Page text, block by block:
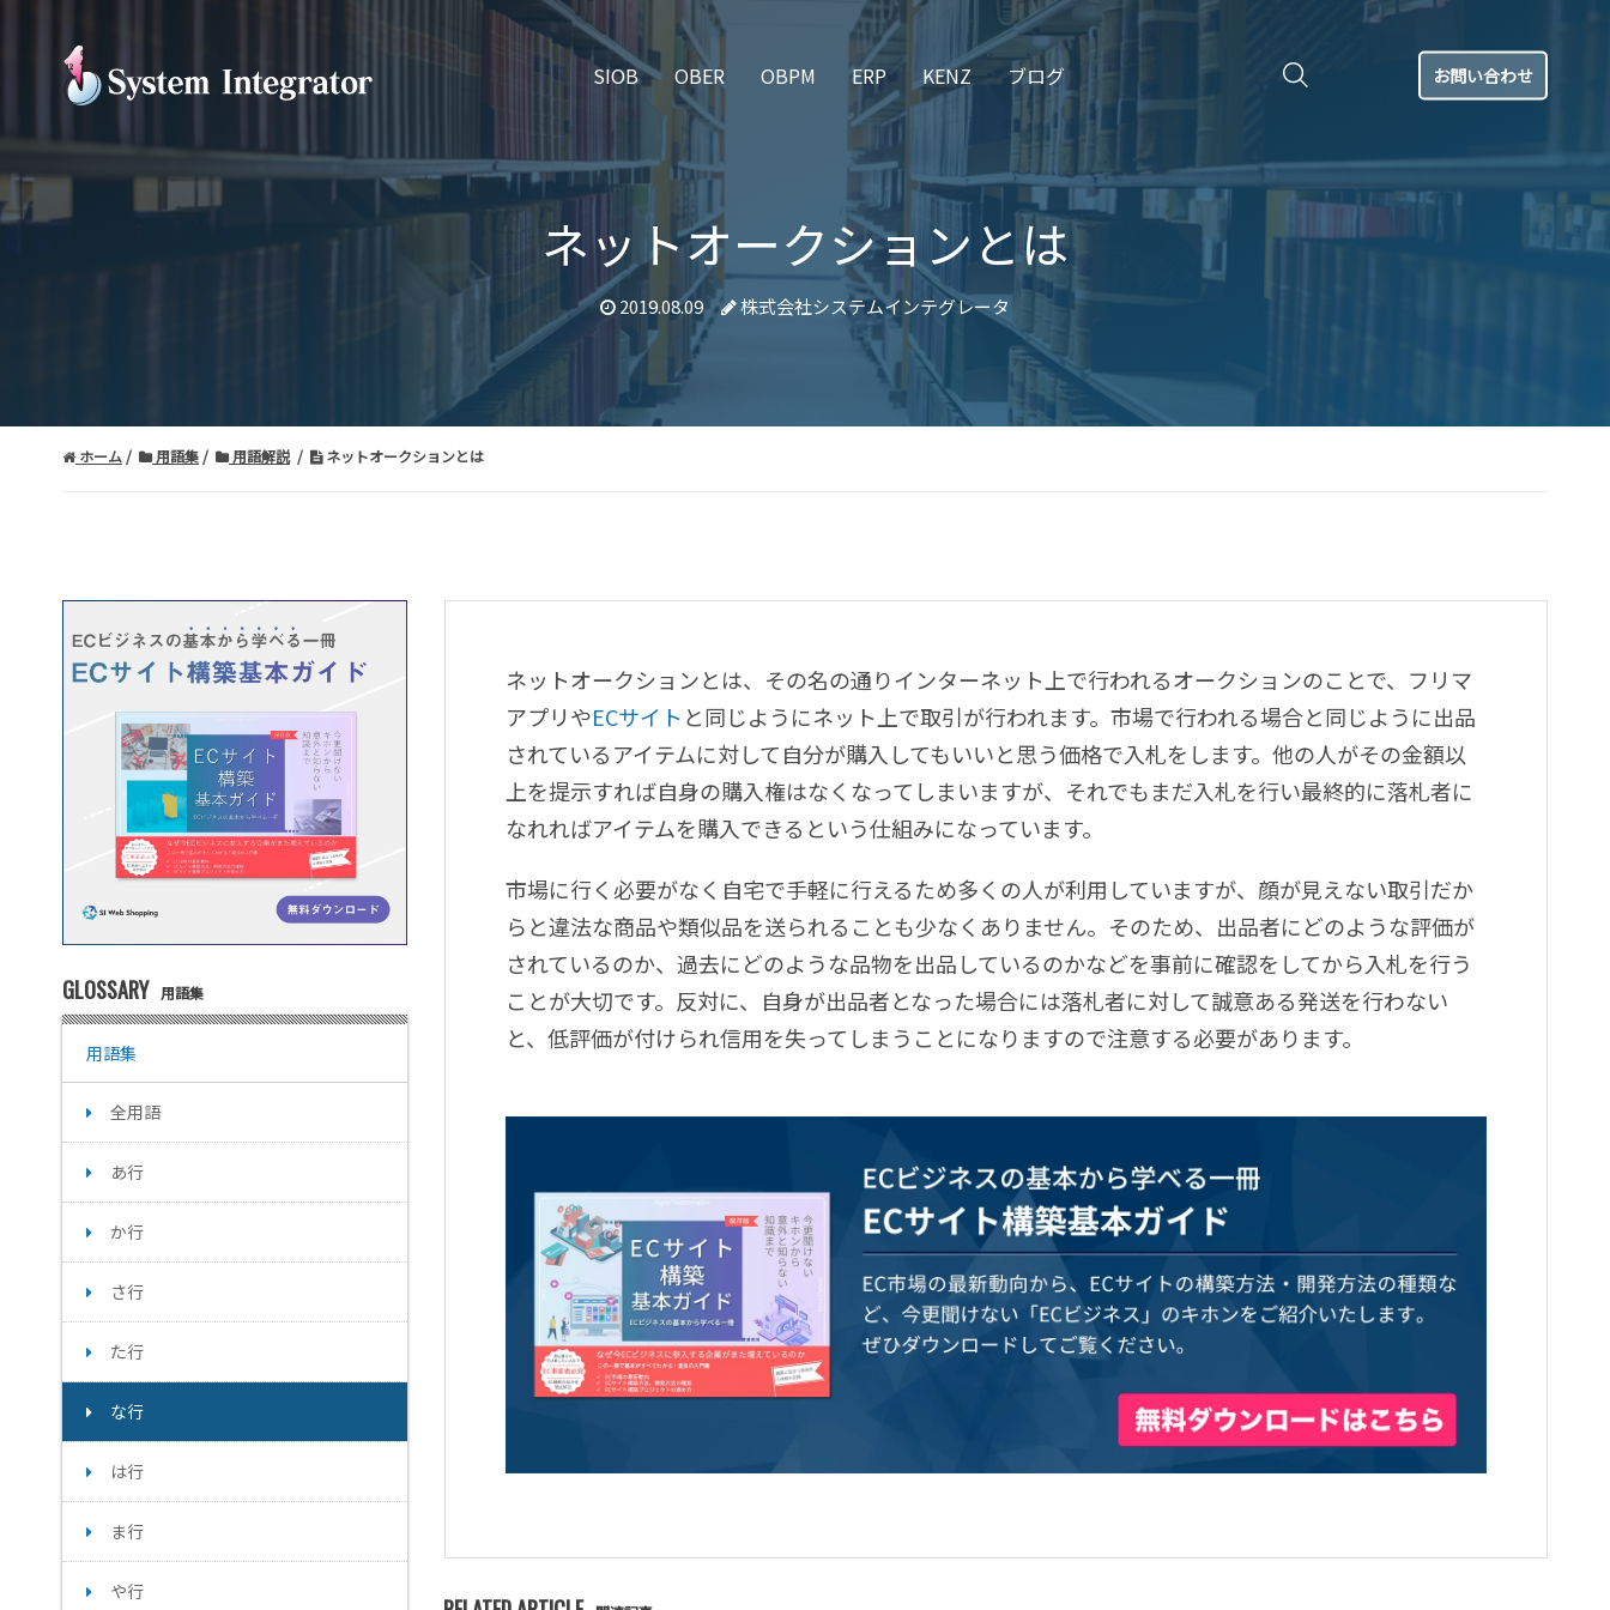
SIOB OBER OBPM ERP KENZ ブログ お問い合わせ
ネットオークションとは
2019.08.09 株式会社システムインテグレータ
ホーム 用語集 用語解説 ネットオークションとは
GLOSSARY 用語集
用語集
全用語
あ行
か行
さ行
た行
な行
は行
ま行
や行
ネットオークションとは、その名の通りインターネット上で行われるオークションのことで、フリマ
アプリやECサイトと同じようにネット上で取引が行われます。市場で行われる場合と同じように出品
されているアイテムに対して自分が購入してもいいと思う価格で入札をします。他の人がその金額以
上を提示すれば自身の購入権はなくなってしまいますが、それでもまだ入札を行い最終的に落札者に
なれればアイテムを購入できるという仕組みになっています。
市場に行く必要がなく自宅で手軽に行えるため多くの人が利用していますが、顔が見えない取引だか
らと違法な商品や類似品を送られることも少なくありません。そのため、出品者にどのような評価が
されているのか、過去にどのような品物を出品しているのかなどを事前に確認をしてから入札を行う
ことが大切です。反対に、自身が出品者となった場合には落札者に対して誠意ある発送を行わない
と、低評価が付けられ信用を失ってしまうことになりますので注意する必要があります。